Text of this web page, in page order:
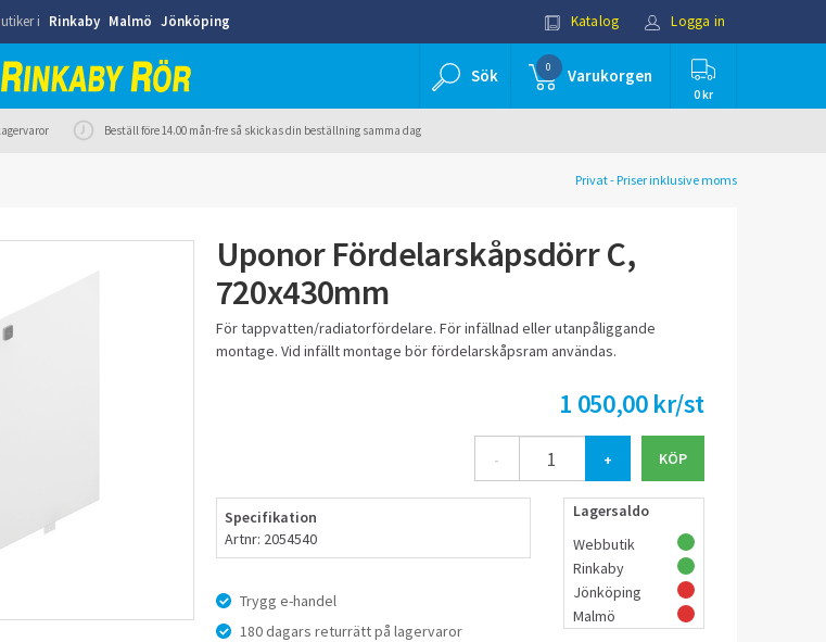
i Rinkaby Malmö Jönköping Katalog Logga in
Sök 0 Varukorgen
0 kr
Beställ före 14.00 mån-fre så skickas din beställning samma dag
Privat - Priser inklusive moms
Uponor Fördelarskåpsdörr C,
720x430mm
För tappvatten/radiatorfördelare. För infällnad eller utanpåliggande
montage. Vid infällt montage bör fördelarskåpsram användas.
1 050,00 kr/st
- +
Specifikation
Artnr: 2054540
Trygg e-handel
180 dagars returrätt på lagervaror
Lagersaldo
Webbutik
Rinkaby
Jönköping
Malmö